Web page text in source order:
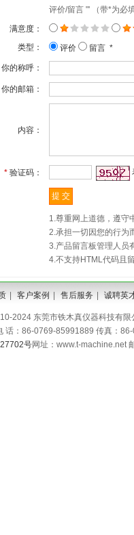
评价/留言 "' （带*为必
满意度：
类型：
评价 留言 *
你的称呼：
你的邮箱：
内容：
* 验证码：
1.尊重网上道德，遵守
2.承担一切因您的行为
3.产品留言板管理人员
4.不支持HTML代码且
客户案例 售后服务 诚聘英
2024 东莞市铁木真仪器科技有
话：86-0769-85991889 传真：
号网址：www.t-machine.net